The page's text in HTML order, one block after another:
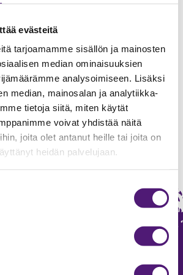
evästeitä
tarjoamamme sisällön ja mainosten
median ominaisuuksien
analysoimiseen. Lisäksi
median, mainosalan ja analytiikka-
tietoja siitä, miten käytät
voivat yhdistää näitä
joita olet antanut heille tai joita on
heidän palvelujaan.
1
1
4
1